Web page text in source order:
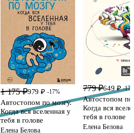
1 175 ₽979 ₽ -17%
Автостопом по мозгу.
Когда вся вселенная у
тебя в голове
Елена Белова
779 ₽649 ₽ -
Автостопом по
Когда вся
тебя в голове
Елена Белова